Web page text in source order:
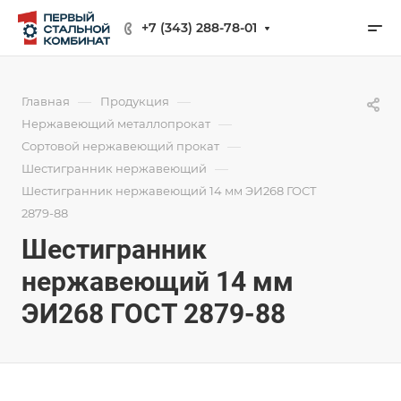
+7 (343) 288-78-01
Главная — Продукция —
Нержавеющий металлопрокат —
Сортовой нержавеющий прокат —
Шестигранник нержавеющий —
Шестигранник нержавеющий 14 мм ЭИ268 ГОСТ
2879-88
Шестигранник
нержавеющий 14 мм
ЭИ268 ГОСТ 2879-88